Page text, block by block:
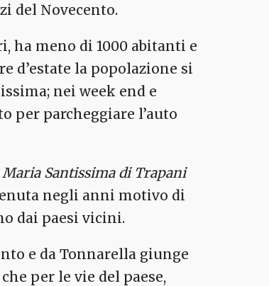
del Novecento.
ha meno di 1000 abitanti e
d’estate la popolazione si
nei week end e
per parcheggiare l’auto
Maria Santissima di Trapani
negli anni motivo di
dai paesi vicini.
e da Tonnarella giunge
per le vie del paese,